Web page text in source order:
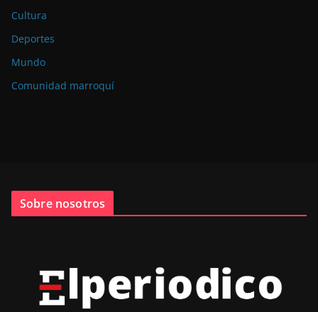
Cultura
Deportes
Mundo
Comunidad marroquí
Sobre nosotros